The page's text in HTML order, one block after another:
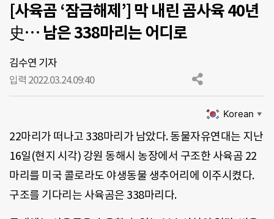
[사육곰 ‘잠금해제’] 막 내린 곰사육 40년
史… 남은 338마리는 어디로
김수연 기자
입력 2022.03.24.09:40
Korean ▼
22마리가 떠나고 338마리가 남았다. 동물자유연대는 지난
16일(현지 시각) 강원 동해시 농장에서 구조한 사육곰 22
마리를 미국 콜로라도 야생동물 생추어리에 이주시켰다.
구조를 기다리는 사육곰은 338마리다.